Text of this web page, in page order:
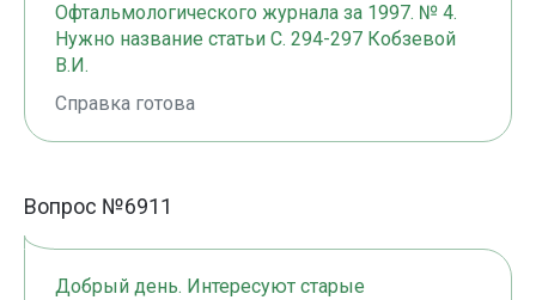
Офтальмологического журнала за 1997. № 4.
Нужно название статьи С. 294-297 Кобзевой
В.И.
Справка готова
Вопрос №6911
Добрый день. Интересуют старые